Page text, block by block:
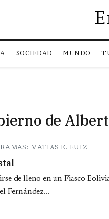
SOCIEDAD MUNDO
de
MATIAS E. RUIZ
de lleno en un Fiasco
Fernández...